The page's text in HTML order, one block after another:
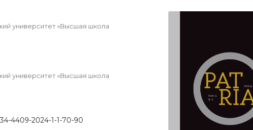
университет «Высшая школа
университет «Высшая школа
4409-2024-1-1-70-90